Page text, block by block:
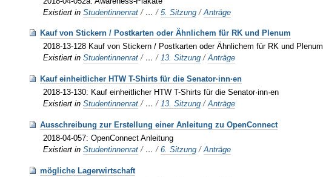
Existiert in Studentinnenrat / …/5. Sitzung /Anträge
Kauf von Stickern / Postkarten oder Ähnlichem für RK und Plenum
2018-13-128 Kauf von Stickern / Postkarten oder Ähnlichem für RK und Plenum
Existiert in Studentinnenrat / …/13. Sitzung /Anträge
Kauf einheitlicher HTW T-Shirts für die Senator·inn·en
2018-13-130: Kauf einheitlicher HTW T-Shirts für die Senator·inn·en
Existiert in Studentinnenrat / …/13. Sitzung /Anträge
Ausschreibung zur Erstellung einer Anleitung zu OpenConnect
2018-04-057: OpenConnect Anleitung
Existiert in Studentinnenrat / …/6. Sitzung /Anträge
mögliche Lagerwirtschaft